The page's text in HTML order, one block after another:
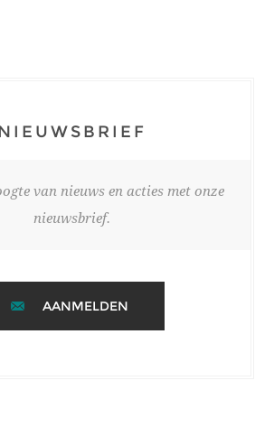
van nieuws en acties met onze
nieuwsbrief.
AANMELDEN